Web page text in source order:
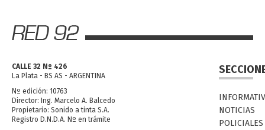
CALLE 32 Nº 426
La Plata - BS AS - ARGENTINA
Nº edición: 10763
Director: Ing. Marcelo A. Balcedo
Propietario: Sonido a tinta S.A.
Registro D.N.D.A. Nº en trámite
NOTICIAS
POLICIALES